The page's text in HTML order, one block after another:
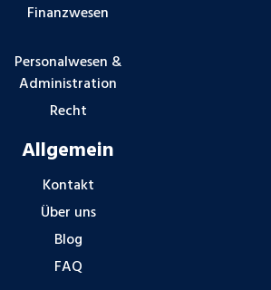
Finanzwesen
Personalwesen &
Administration
Recht
Allgemein
Kontakt
Über uns
Blog
FAQ